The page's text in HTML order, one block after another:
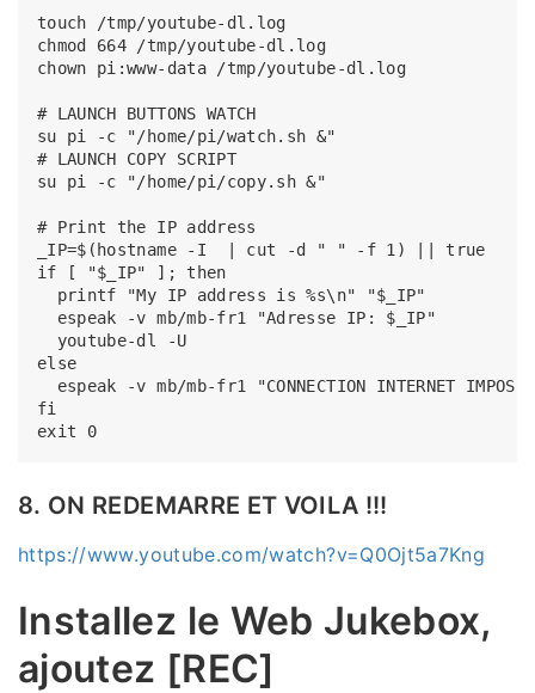
touch /tmp/youtube-dl.log
chmod 664 /tmp/youtube-dl.log
chown pi:www-data /tmp/youtube-dl.log
# LAUNCH BUTTONS WATCH
su pi -c "/home/pi/watch.sh &"
# LAUNCH COPY SCRIPT
su pi -c "/home/pi/copy.sh &"
# Print the IP address
_IP=$(hostname -I  | cut -d " " -f 1) || true
if [ "$_IP" ]; then
  printf "My IP address is %s\n" "$_IP"
  espeak -v mb/mb-fr1 "Adresse IP: $_IP"
  youtube-dl -U
else
espeak -v mb/mb-fr1 "CONNECTION INTERNET
fi
8. ON REDEMARRE ET VOILA !!!
https://www.youtube.com/watch?v=Q0Ojt5a7Kng
Installez le Web Jukebox,
ajoutez [REC]